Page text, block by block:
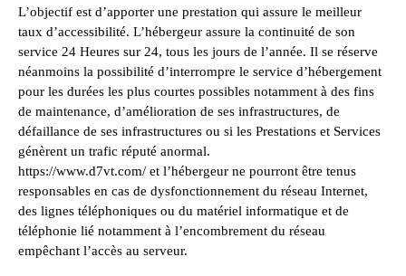
L’objectif est d’apporter une prestation qui assure le meilleur
taux d’accessibilité. L’hébergeur assure la continuité de son
service 24 Heures sur 24, tous les jours de l’année. Il se réserve
néanmoins la possibilité d’interrompre le service d’hébergement
pour les durées les plus courtes possibles notamment à des fins
de maintenance, d’amélioration de ses infrastructures, de
défaillance de ses infrastructures ou si les Prestations et Services
génèrent un trafic réputé anormal.
https://www.d7vt.com/ et l’hébergeur ne pourront être tenus
responsables en cas de dysfonctionnement du réseau Internet,
des lignes téléphoniques ou du matériel informatique et de
téléphonie lié notamment à l’encombrement du réseau
empêchant l’accès au serveur.